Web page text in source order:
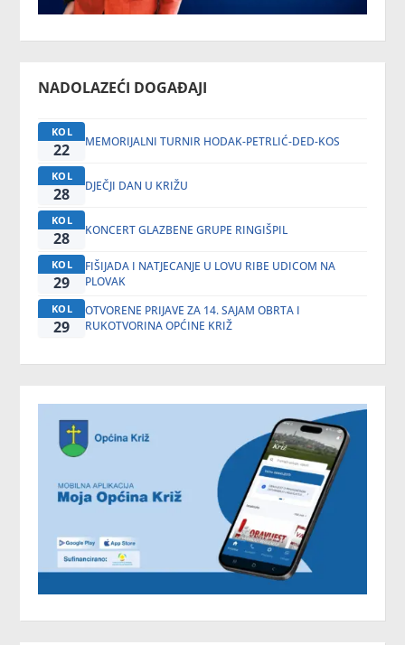
NADOLAZEĆI DOGAĐAJI
KOL
22 MEMORIJALNI TURNIR HODAK-PETRLIĆ-DED-KOS
KOL
28 DJEČJI DAN U KRIŽU
KOL
28 KONCERT GLAZBENE GRUPE RINGIŠPIL
KOL
29
FIŠIJADA I NATJECANJE U LOVU RIBE UDICOM NA
PLOVAK
KOL
29
OTVORENE PRIJAVE ZA 14. SAJAM OBRTA I
RUKOTVORINA OPĆINE KRIŽ